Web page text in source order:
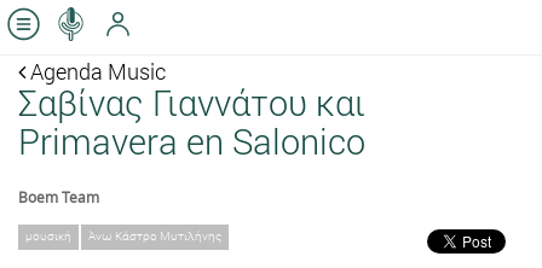
Agenda Music
Σαβίνας Γιαννάτου και
Primavera en Salonico
Boem Team
μουσική Άνω Κάστρο Μυτιλήνης